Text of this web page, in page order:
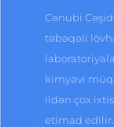
Cənubi
təbəqəli
kimyəvi
ildən çox
etimad